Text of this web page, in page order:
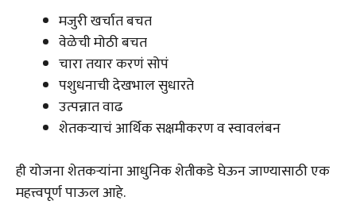
मजुरी खर्चात बचत
वेळेची मोठी बचत
चारा तयार करणं सोपं
पशुधनाची देखभाल सुधारते
उत्पन्नात वाढ
शेतकऱ्याचं आर्थिक सक्षमीकरण व स्वावलंबन
ही योजना शेतकऱ्यांना आधुनिक शेतीकडे घेऊन जाण्यासाठी एक
महत्त्वपूर्ण पाऊल आहे.